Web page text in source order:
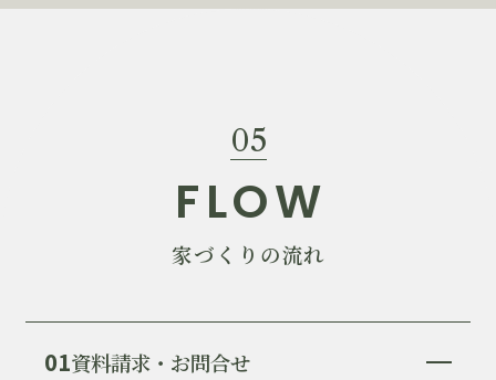
05
FLOW
家づくりの流れ
01資料請求・お問合せ